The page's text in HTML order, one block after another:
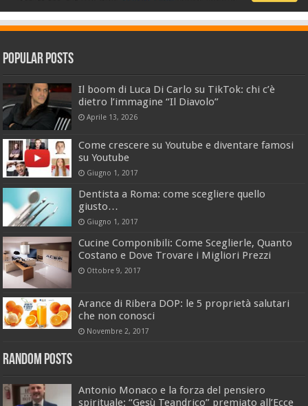
Popular Posts
Il boom di Luca Di Carlo su TikTok: chi c’è
dietro l’immagine “Il Diavolo”
Aprile 13, 2026
Come crescere su Youtube e diventare famosi
su Youtube
Giugno 1, 2017
Dentista a Roma: come scegliere quello
giusto…
Giugno 1, 2017
Cucine Componibili: Come Sceglierle, Quanto
Costano e Dove Trovare i Migliori Prezzi
Ottobre 9, 2017
Arance di Ribera DOP: le 5 proprietà salutari
che non conosci
Novembre 2, 2017
Random Posts
Antonio Monaco e la forza del pensiero
spirituale: “Gesù Teandrico” premiato all’Ecce